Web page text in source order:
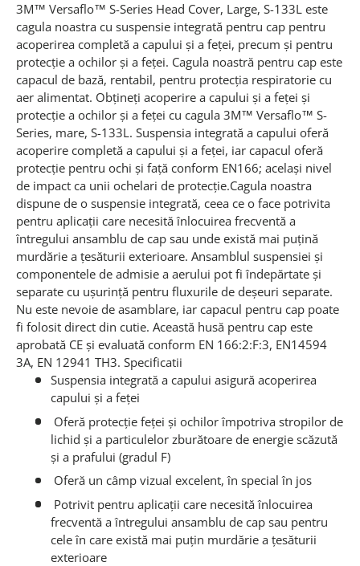
3M™ Versaflo™ S-Series Head Cover, Large, S-133L este
cagula noastra cu suspensie integrată pentru cap pentru
acoperirea completă a capului și a feței, precum și pentru
protecție a ochilor și a feței. Cagula noastră pentru cap este
capacul de bază, rentabil, pentru protecția respiratorie cu
aer alimentat. Obțineți acoperire a capului și a feței și
protecție a ochilor și a feței cu cagula 3M™ Versaflo™ S-
Series, mare, S-133L. Suspensia integrată a capului oferă
acoperire completă a capului și a feței, iar capacul oferă
protecție pentru ochi și față conform EN166; același nivel
de impact ca unii ochelari de protecție.Cagula noastra
dispune de o suspensie integrată, ceea ce o face potrivita
pentru aplicații care necesită înlocuirea frecventă a
întregului ansamblu de cap sau unde există mai puțină
murdărie a țesăturii exterioare. Ansamblul suspensiei și
componentele de admisie a aerului pot fi îndepărtate și
separate cu ușurință pentru fluxurile de deșeuri separate.
Nu este nevoie de asamblare, iar capacul pentru cap poate
fi folosit direct din cutie. Această husă pentru cap este
aprobată CE și evaluată conform EN 166:2:F:3, EN14594
3A, EN 12941 TH3. Specificatii
Suspensia integrată a capului asigură acoperirea
capului și a feței
Oferă protecție feței și ochilor împotriva stropilor de
lichid și a particulelor zburătoare de energie scăzută
și a prafului (gradul F)
Oferă un câmp vizual excelent, în special în jos
Potrivit pentru aplicații care necesită înlocuirea
frecventă a întregului ansamblu de cap sau pentru
cele în care există mai puțin murdărie a țesăturii
exterioare